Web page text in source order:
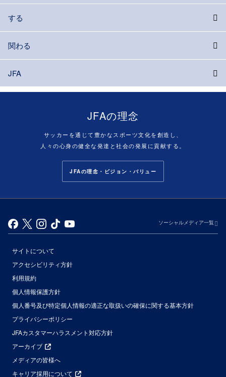
する
関わる
JFA
JFAの理念
サッカーを通じて豊かなスポーツ文化を創造し、
人々の心身の健全な発達と社会の発展に貢献する。
JFAの理念・ビジョン・バリュー
ソーシャルメディア一覧
サイトについて
アクセシビリティ方針
利用規約
個人情報保護方針
個人番号及び特定個人情報の適正な取扱いの確保に関する基本方針
プライバシーポリシー
JFAカスタマーハラスメント対応方針
アーカイブ
メディアの皆様へ
キャリア採用について